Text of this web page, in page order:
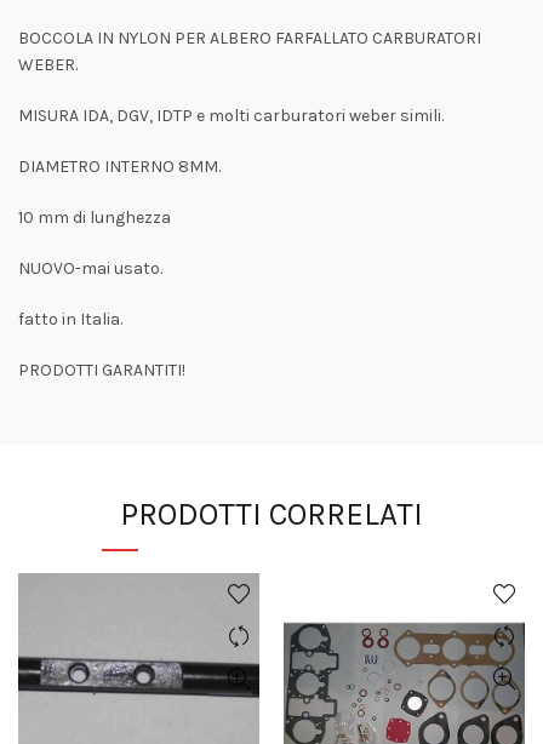
BOCCOLA IN NYLON PER ALBERO FARFALLATO CARBURATORI
WEBER.
MISURA IDA, DGV, IDTP e molti carburatori weber simili.
DIAMETRO INTERNO 8MM.
10 mm di lunghezza
NUOVO-mai usato.
fatto in Italia.
PRODOTTI GARANTITI!
PRODOTTI CORRELATI